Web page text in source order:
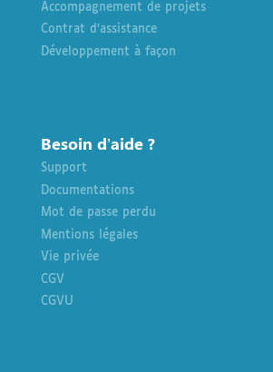
Accompagnement de projets
Contrat d’assistance
Développement à façon
Besoin d’aide ?
Support
Documentations
Mot de passe perdu
Mentions légales
Vie privée
CGV
CGVU